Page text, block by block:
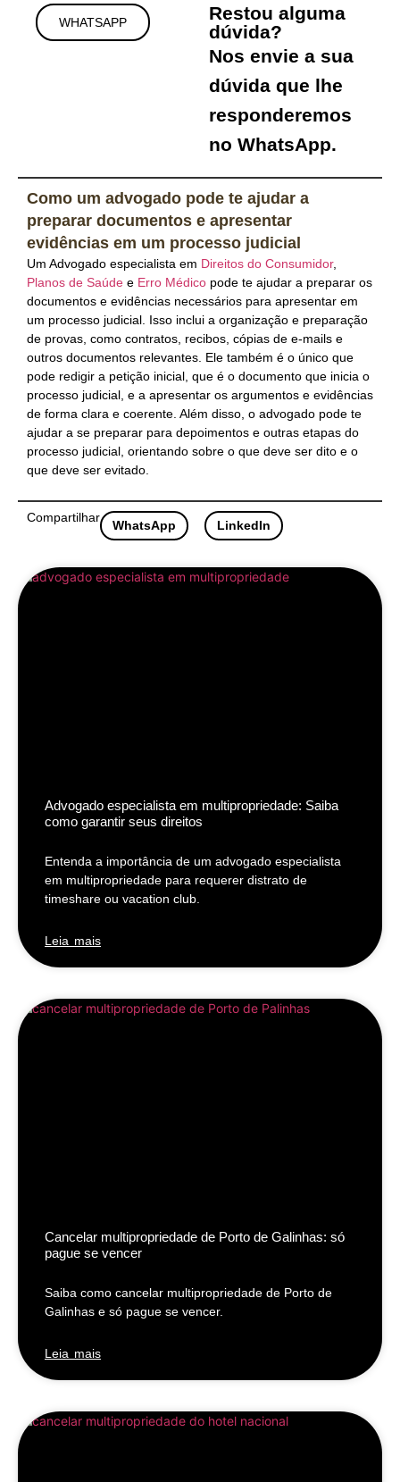
WHATSAPP
Restou alguma
dúvida?
Nos envie a sua
dúvida que lhe
responderemos
no WhatsApp.
Como um advogado pode te ajudar a
preparar documentos e apresentar
evidências em um processo judicial
Um Advogado especialista em Direitos do Consumidor,
Planos de Saúde e Erro Médico pode te ajudar a preparar os
documentos e evidências necessários para apresentar em
um processo judicial. Isso inclui a organização e preparação
de provas, como contratos, recibos, cópias de e-mails e
outros documentos relevantes. Ele também é o único que
pode redigir a petição inicial, que é o documento que inicia o
processo judicial, e a apresentar os argumentos e evidências
de forma clara e coerente. Além disso, o advogado pode te
ajudar a se preparar para depoimentos e outras etapas do
processo judicial, orientando sobre o que deve ser dito e o
que deve ser evitado.
Compartilhar
WhatsApp LinkedIn
Advogado especialista em multipropriedade: Saiba
como garantir seus direitos
Entenda a importância de um advogado especialista
em multipropriedade para requerer distrato de
timeshare ou vacation club.
Leia mais
Cancelar multipropriedade de Porto de Galinhas: só
pague se vencer
Saiba como cancelar multipropriedade de Porto de
Galinhas e só pague se vencer.
Leia mais